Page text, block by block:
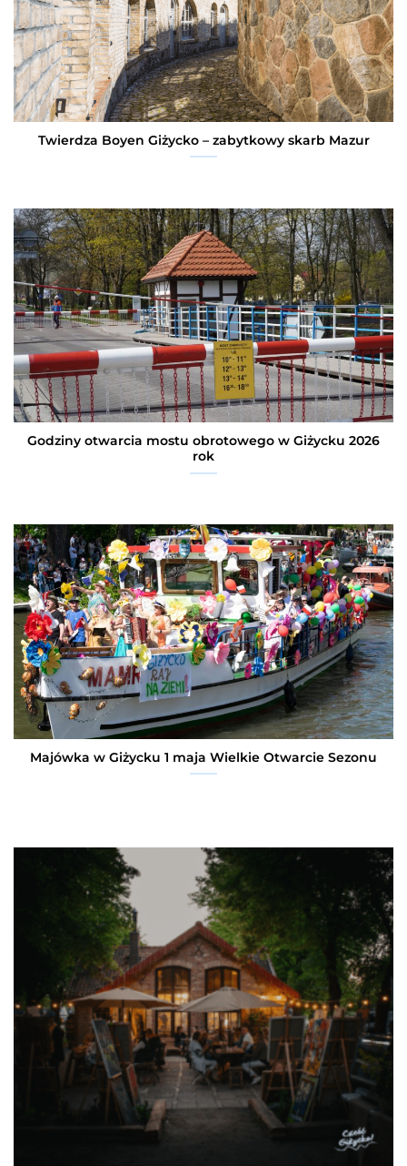
Twierdza Boyen Giżycko – zabytkowy skarb Mazur
Godziny otwarcia mostu obrotowego w Giżycku 2026
rok
Majówka w Giżycku 1 maja Wielkie Otwarcie Sezonu